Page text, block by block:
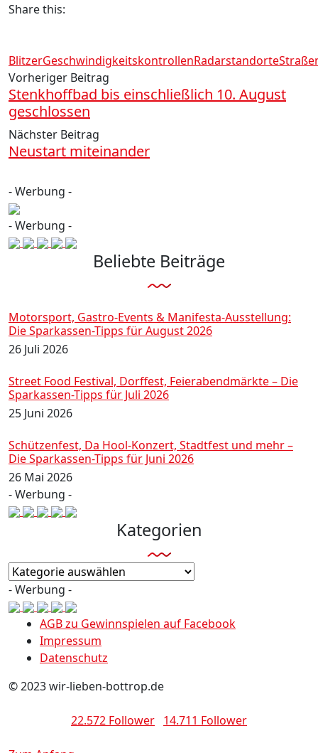
Share this:
BlitzerGeschwindigkeitskontrollenRadarstandorte
Vorheriger Beitrag
Stenkhoffbad bis einschließlich 10. August
geschlossen
Nächster Beitrag
Neustart miteinander
- Werbung -
- Werbung -
Beliebte Beiträge
Motorsport, Gastro-Events & Manifesta-Ausstellung:
Die Sparkassen-Tipps für August 2026
26 Juli 2026
Street Food Festival, Dorffest, Feierabendmärkte – Die
Sparkassen-Tipps für Juli 2026
25 Juni 2026
Schützenfest, Da Hool-Konzert, Stadtfest und mehr –
Die Sparkassen-Tipps für Juni 2026
26 Mai 2026
- Werbung -
Kategorien
Kategorien
- Werbung -
AGB zu Gewinnspielen auf Facebook
Impressum
Datenschutz
© 2023 wir-lieben-bottrop.de
22.572 Follower 14.711 Follower